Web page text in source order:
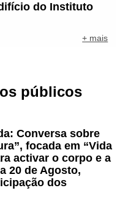
do Instituto
+ mais
públicos
Conversa sobre
focada em “Vida
activar o corpo e a
20 de Agosto,
dos